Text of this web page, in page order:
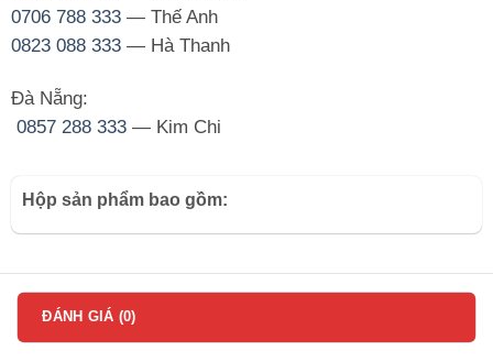
0706 788 333— Thế Anh
0823 088 333— Hà Thanh
Đà Nẵng:
0857 288 333— Kim Chi
Hộp sản phẩm bao gồm:
ĐÁNH GIÁ (0)